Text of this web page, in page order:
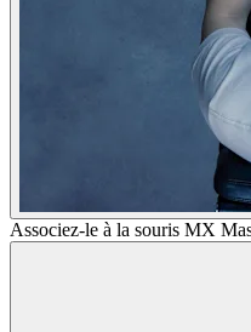
Associez-le à la souris MX